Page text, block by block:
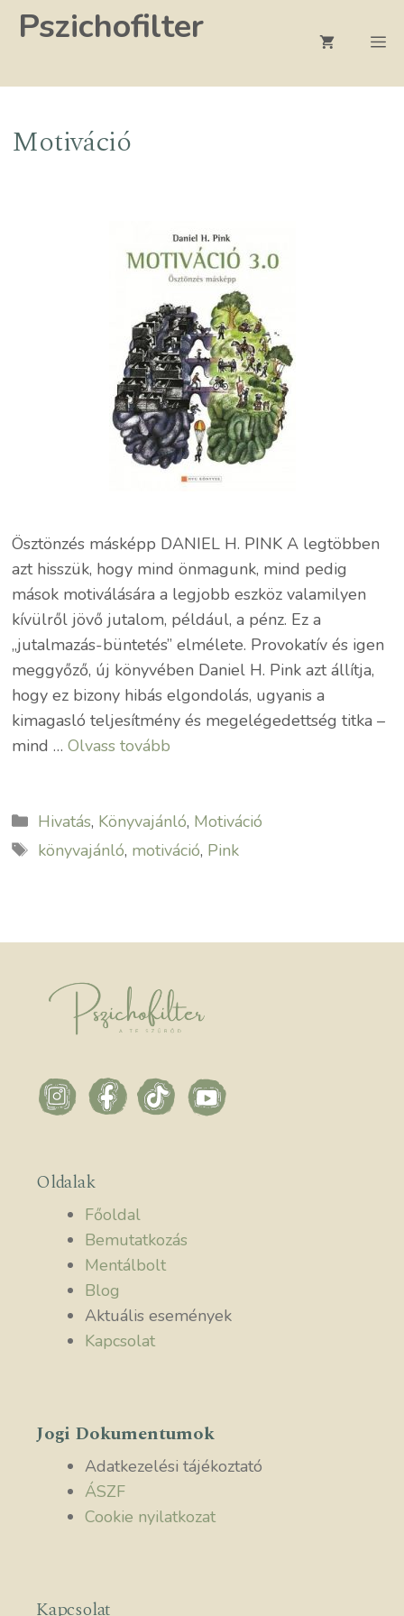
KilépésPszichofilter
Motiváció
Ösztönzés másképp DANIEL H. PINK A legtöbben
azt hisszük, hogy mind önmagunk, mind pedig
mások motiválására a legjobb eszköz valamilyen
kívülről jövő jutalom, például, a pénz. Ez a
„jutalmazás-büntetés” elmélete. Provokatív és igen
meggyőző, új könyvében Daniel H. Pink azt állítja,
hogy ez bizony hibás elgondolás, ugyanis a
kimagasló teljesítmény és megelégedettség titka –
mind …Olvass tovább
Kategória
Hivatás, Könyvajánló, Motiváció
Címkék
könyvajánló, motiváció, Pink
Oldalak
Főoldal
Bemutatkozás
Mentálbolt
Blog
Aktuális események
Kapcsolat
Jogi Dokumentumok
Adatkezelési tájékoztató
ÁSZF
Cookie nyilatkozat
Kapcsolat